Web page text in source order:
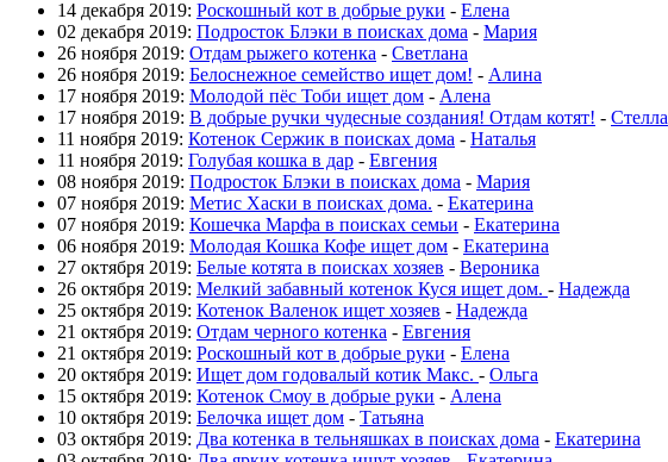
14 декабря 2019: Роскошный кот в добрые руки - Елена
02 декабря 2019: Подросток Блэки в поисках дома - Мария
26 ноября 2019: Отдам рыжего котенка - Светлана
26 ноября 2019: Белоснежное семейство ищет дом! - Алина
17 ноября 2019: Молодой пёс Тоби ищет дом - Алена
17 ноября 2019: В добрые ручки чудесные создания! Отдам котят! - Стелла
11 ноября 2019: Котенок Сержик в поисках дома - Наталья
11 ноября 2019: Голубая кошка в дар - Евгения
08 ноября 2019: Подросток Блэки в поисках дома - Мария
07 ноября 2019: Метис Хаски в поисках дома. - Екатерина
07 ноября 2019: Кошечка Марфа в поисках семьи - Екатерина
06 ноября 2019: Молодая Кошка Кофе ищет дом - Екатерина
27 октября 2019: Белые котята в поисках хозяев - Вероника
26 октября 2019: Мелкий забавный котенок Куся ищет дом. - Надежда
25 октября 2019: Котенок Валенок ищет хозяев - Надежда
21 октября 2019: Отдам черного котенка - Евгения
21 октября 2019: Роскошный кот в добрые руки - Елена
20 октября 2019: Ищет дом годовалый котик Макс. - Ольга
15 октября 2019: Котенок Смоу в добрые руки - Алена
10 октября 2019: Белочка ищет дом - Татьяна
03 октября 2019: Два котенка в тельняшках в поисках дома - Екатерина